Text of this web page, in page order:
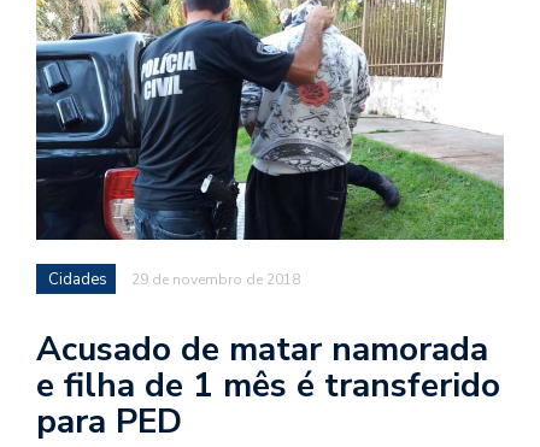
Cidades 29 de novembro de 2018
Acusado de matar namorada
e filha de 1 mês é transferido
para PED